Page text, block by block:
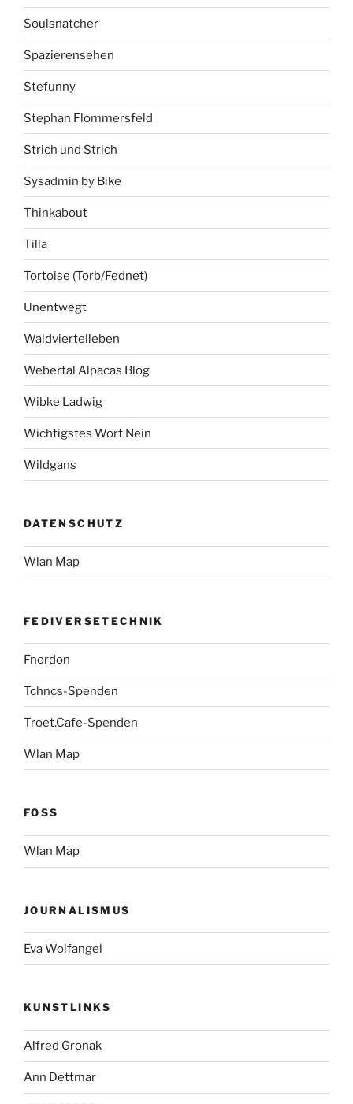
Soulsnatcher
Spazierensehen
Stefunny
Stephan Flommersfeld
Strich und Strich
Sysadmin by Bike
Thinkabout
Tilla
Tortoise (Torb/Fednet)
Unentwegt
Waldviertelleben
Webertal Alpacas Blog
Wibke Ladwig
Wichtigstes Wort Nein
Wildgans
DATENSCHUTZ
Wlan Map
FEDIVERSETECHNIK
Fnordon
Tchncs-Spenden
Troet.Cafe-Spenden
Wlan Map
FOSS
Wlan Map
JOURNALISMUS
Eva Wolfangel
KUNSTLINKS
Alfred Gronak
Ann Dettmar